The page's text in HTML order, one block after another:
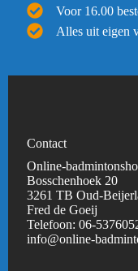
Voor 16.00
Alles uit eigen
Contact
Online-
Bosschenhoek 20
3261 TB Oud-
Fred de Goeij
Telefoon:06-
info@online-